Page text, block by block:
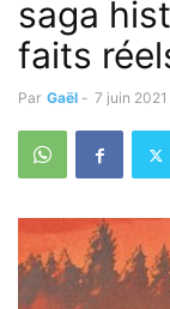
saga
faits
Par Gaël - 7 juin 2021